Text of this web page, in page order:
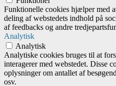
Funktionelle cookies hjælper med
deling af webstedets indhold på
af feedbacks og andre
Analytisk
Analytisk
Analytiske cookies bruges til at
interagerer med webstedet. Disse
oplysninger om antallet af
osv.